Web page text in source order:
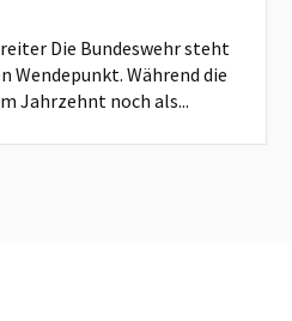
Die Bundeswehr steht
Wendepunkt. Während die
Jahrzehnt noch als...